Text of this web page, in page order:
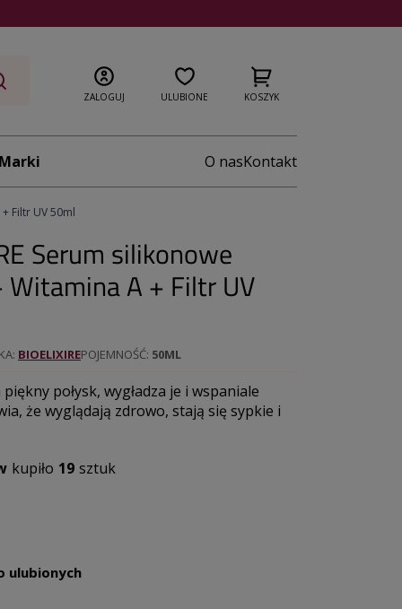
ZALOGUJ ULUBIONE KOSZYK
O nasKontakt
Filtr UV 50ml
Serum silikonowe
Witamina A + Filtr UV
BIOELIXIREPOJEMNOŚĆ 50ML
połysk, wygładza je i wspaniale
że wyglądają zdrowo, stają się sypkie i
kupiło 19 sztuk
ulubionych